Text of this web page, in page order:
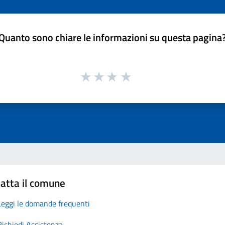
sono chiare le informazioni su questa
il comune
le domande frequenti